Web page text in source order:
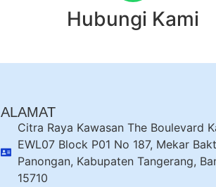
Hubungi Kami
ALAMAT
Citra Raya Kawasan The Boulevard
EWL07 Block P01 No 187, Mekar
Panongan, Kabupaten Tangerang,
15710